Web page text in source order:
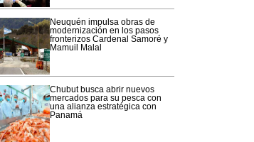
Neuquén impulsa obras de
modernización en los pasos
fronterizos Cardenal Samoré y
Mamuil Malal
Chubut busca abrir nuevos
mercados para su pesca con
una alianza estratégica con
Panamá